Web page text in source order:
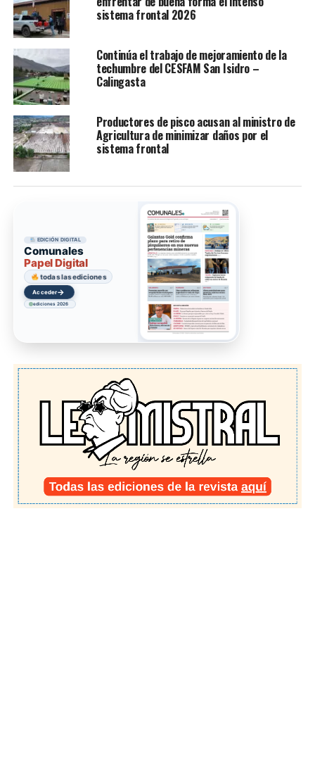
sistema frontal 2026
Continúa el trabajo de mejoramiento de la
techumbre del CESFAM San Isidro –
Calingasta
Productores de pisco acusan al ministro de
Agricultura de minimizar daños por el
sistema frontal
EDICIÓN DIGITAL
Comunales
Papel Digital
todas las ediciones
Acceder→
ediciones 2026